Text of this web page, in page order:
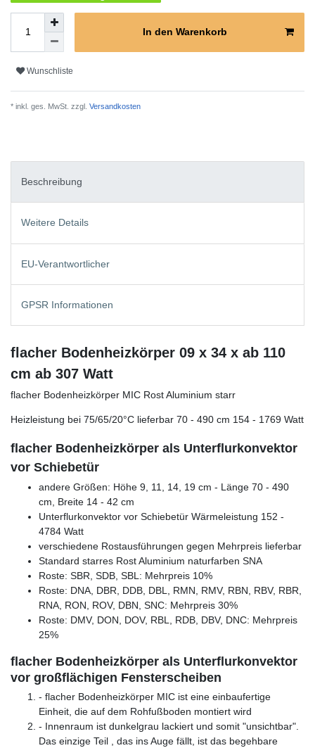
In den Warenkorb
Wunschliste
* inkl. ges. MwSt. zzgl. Versandkosten
Beschreibung
Weitere Details
EU-Verantwortlicher
GPSR Informationen
flacher Bodenheizkörper 09 x 34 x ab 110
cm ab 307 Watt
flacher Bodenheizkörper MIC Rost Aluminium starr
Heizleistung bei 75/65/20°C lieferbar 70 - 490 cm 154 - 1769 Watt
flacher Bodenheizkörper als Unterflurkonvektor
vor Schiebetür
andere Größen: Höhe 9, 11, 14, 19 cm - Länge 70 - 490
cm, Breite 14 - 42 cm
Unterflurkonvektor vor Schiebetür Wärmeleistung 152 -
4784 Watt
verschiedene Rostausführungen gegen Mehrpreis lieferbar
Standard starres Rost Aluminium naturfarben SNA
Roste: SBR, SDB, SBL: Mehrpreis 10%
Roste: DNA, DBR, DDB, DBL, RMN, RMV, RBN, RBV, RBR,
RNA, RON, ROV, DBN, SNC: Mehrpreis 30%
Roste: DMV, DON, DOV, RBL, RDB, DBV, DNC: Mehrpreis
25%
flacher Bodenheizkörper als Unterflurkonvektor
vor großflächigen Fensterscheiben
- flacher Bodenheizkörper MIC ist eine einbaufertige
Einheit, die auf dem Rohfußboden montiert wird
- Innenraum ist dunkelgrau lackiert und somit "unsichtbar".
Das einzige Teil , das ins Auge fällt, ist das begehbare